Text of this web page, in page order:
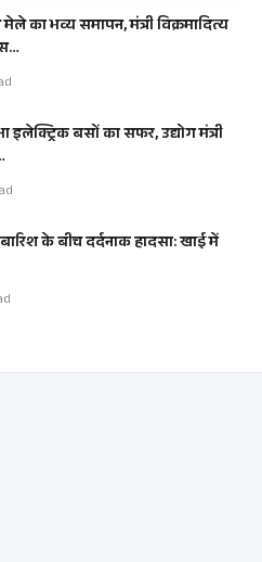
का भव्य समापन, मंत्री विक्रमादित्य
बसों का सफर, उद्योग मंत्री
के बीच दर्दनाक हादसा: खाई में